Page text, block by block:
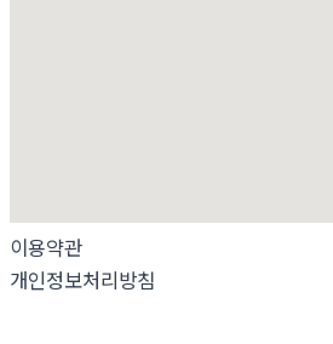
이용약관
개인정보처리방침